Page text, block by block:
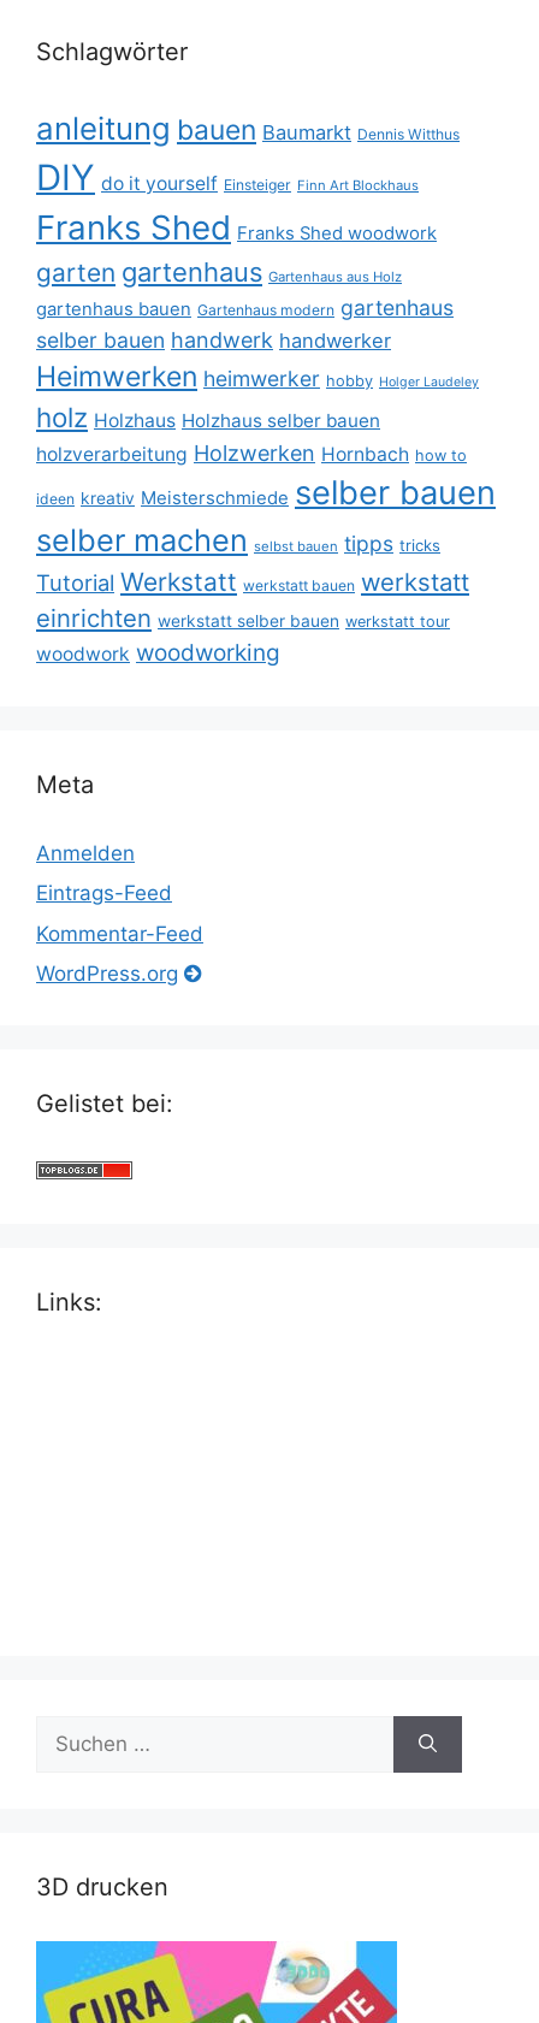
Schlagwörter
anleitung bauen Baumarkt Dennis Witthus
DIY do it yourself Einsteiger Finn Art Blockhaus
Franks Shed Franks Shed woodwork
garten gartenhaus Gartenhaus aus Holz
gartenhaus bauen Gartenhaus modern gartenhaus
selber bauen handwerk handwerker
Heimwerken heimwerker hobby Holger Laudeley
holz Holzhaus Holzhaus selber bauen
holzverarbeitung Holzwerken Hornbach how to
ideen kreativ Meisterschmiede selber bauen
selber machen selbst bauen tipps tricks
Tutorial Werkstatt werkstatt bauen werkstatt
einrichten werkstatt selber bauen werkstatt tour
woodwork woodworking
Meta
Anmelden
Eintrags-Feed
Kommentar-Feed
WordPress.org
Gelistet bei:
Links:
nach:
3D drucken